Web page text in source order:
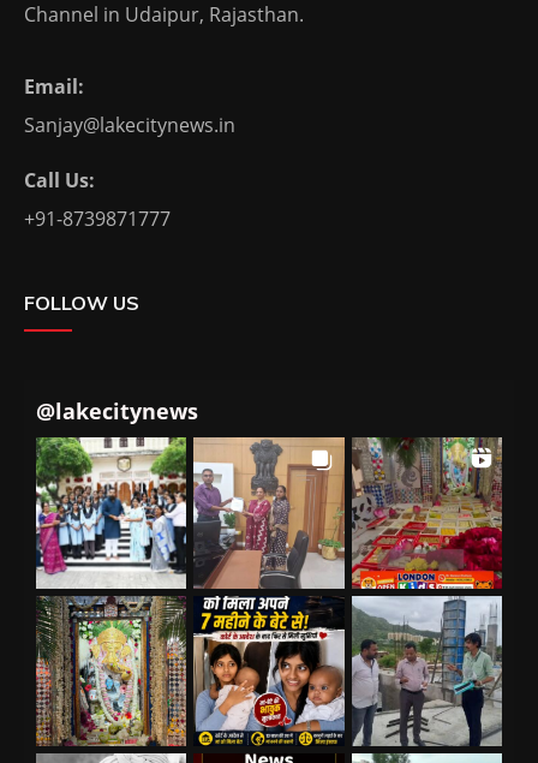
Channel in Udaipur, Rajasthan.
Email:
Sanjay@lakecitynews.in
Call Us:
+91-8739871777
FOLLOW US
@lakecitynews